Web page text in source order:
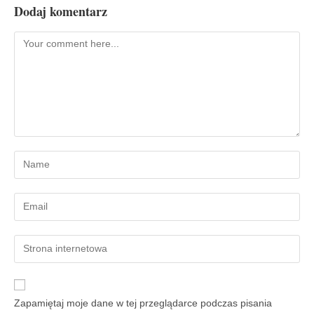
Dodaj komentarz
Zapamiętaj moje dane w tej przeglądarce podczas pisania